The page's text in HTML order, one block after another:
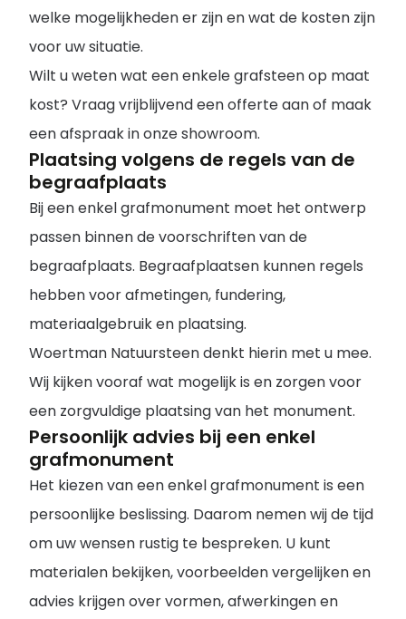
welke mogelijkheden er zijn en wat de kosten zijn
voor uw situatie.
Wilt u weten wat een enkele grafsteen op maat
kost? Vraag vrijblijvend een offerte aan of maak
een afspraak in onze showroom.
Plaatsing volgens de regels van de
begraafplaats
Bij een enkel grafmonument moet het ontwerp
passen binnen de voorschriften van de
begraafplaats. Begraafplaatsen kunnen regels
hebben voor afmetingen, fundering,
materiaalgebruik en plaatsing.
Woertman Natuursteen denkt hierin met u mee.
Wij kijken vooraf wat mogelijk is en zorgen voor
een zorgvuldige plaatsing van het monument.
Persoonlijk advies bij een enkel
grafmonument
Het kiezen van een enkel grafmonument is een
persoonlijke beslissing. Daarom nemen wij de tijd
om uw wensen rustig te bespreken. U kunt
materialen bekijken, voorbeelden vergelijken en
advies krijgen over vormen, afwerkingen en